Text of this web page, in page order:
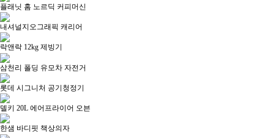
플래닛 홈 노르딕 커피머신
내셔널지오그래픽 캐리어
락앤락 12kg 제빙기
삼천리 폴딩 유모차 자전거
롯데 시그니처 공기청정기
델키 20L 에어프라이어 오븐
한샘 바디핏 책상의자